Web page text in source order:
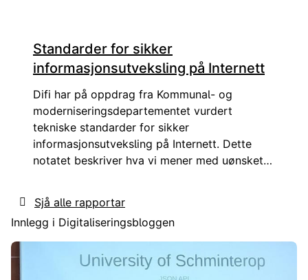
Standarder for sikker
informasjonsutveksling på Internett
Difi har på oppdrag fra Kommunal- og
moderniseringsdepartementet vurdert
tekniske standarder for sikker
informasjonsutveksling på Internett. Dette
notatet beskriver hva vi mener med uønsket
standarder som risikoreduserende tiltak på
området informasjonssikkerhet.
Sjå alle rapportar
Innlegg i Digitaliseringsbloggen